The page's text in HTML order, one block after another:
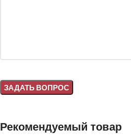
Рекомендуемый товар